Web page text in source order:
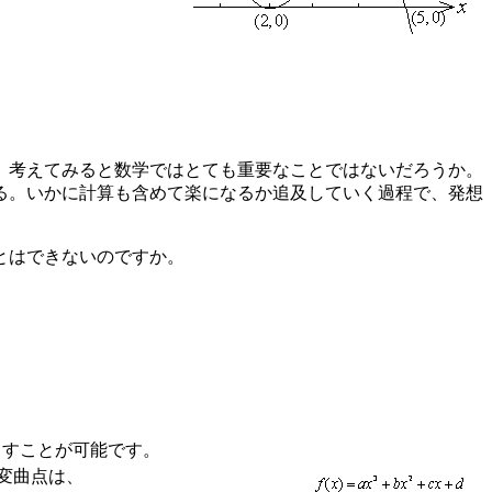
えてみると数学ではとても重要なことではないだろうか。
いかに計算も含めて楽になるか追及していく過程で、発想
できないのですか。
ことが可能です。
曲点は、